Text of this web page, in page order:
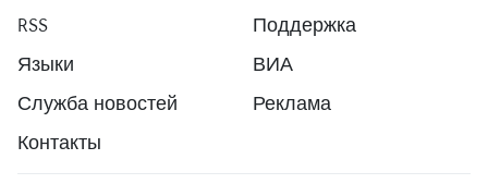
RSS
Поддержка
Языки
ВИА
Служба новостей
Реклама
Контакты